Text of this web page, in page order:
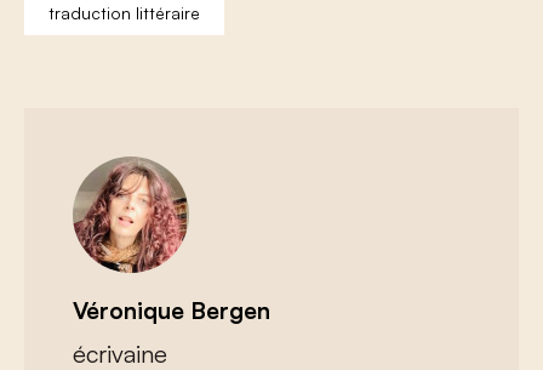
traduction littéraire
Véronique Bergen
écrivaine